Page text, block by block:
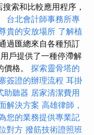
索和比較應用程序，
台北會計師事務所專
貴的安放場所 了解植
過匯總來自各種預訂
戶提供了一種停滯解
格。 探索靈骨塔的
簽證的辦理流程 耳掛
助聽器 居家清潔費用
解決方案 高雄律師，
您的業務提供專業記
對方 撥筋技術證照班